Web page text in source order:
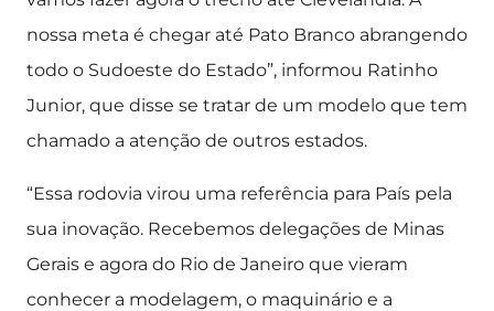
nossa meta é chegar até Pato Branco abrangendo
todo o Sudoeste do Estado”, informou Ratinho
Junior, que disse se tratar de um modelo que tem
chamado a atenção de outros estados.
“Essa rodovia virou uma referência para País pela
sua inovação. Recebemos delegações de Minas
Gerais e agora do Rio de Janeiro que vieram
conhecer a modelagem, o maquinário e a